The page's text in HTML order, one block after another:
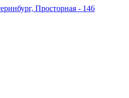
Просторная - 146